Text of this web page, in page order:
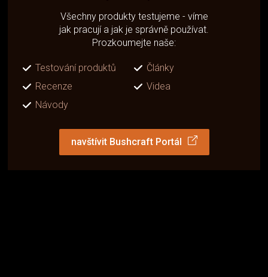
Všechny produkty testujeme - víme
jak pracují a jak je správně používat.
Prozkoumejte naše:
Testování produktů
Články
Recenze
Videa
Návody
navštívit Bushcraft Portál